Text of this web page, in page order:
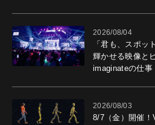
2026/08/04
「君も、スポ
輝かせる映像と
imaginateの仕事
2026/08/03
8/7（金）開催！